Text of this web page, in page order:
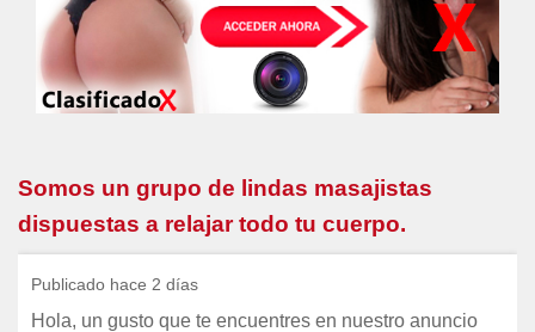
Somos un grupo de lindas masajistas
dispuestas a relajar todo tu cuerpo.
Publicado hace 2 días
Hola, un gusto que te encuentres en nuestro anuncio